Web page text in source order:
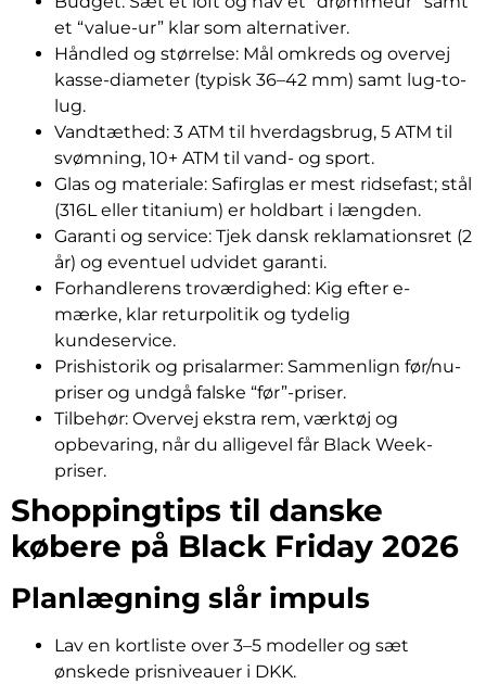
et “value-ur” klar som alternativer.
Håndled og størrelse: Mål omkreds og overvej
kasse-diameter (typisk 36–42 mm) samt lug-to-
lug.
Vandtæthed: 3 ATM til hverdagsbrug, 5 ATM til
svømning, 10+ ATM til vand- og sport.
Glas og materiale: Safirglas er mest ridsefast; stål
(316L eller titanium) er holdbart i længden.
Garanti og service: Tjek dansk reklamationsret (2
år) og eventuel udvidet garanti.
Forhandlerens troværdighed: Kig efter e-
mærke, klar returpolitik og tydelig
kundeservice.
Prishistorik og prisalarmer: Sammenlign før/nu-
priser og undgå falske “før”-priser.
Tilbehør: Overvej ekstra rem, værktøj og
opbevaring, når du alligevel får Black Week-
priser.
Shoppingtips til danske
købere på Black Friday 2026
Planlægning slår impuls
Lav en kortliste over 3–5 modeller og sæt
ønskede prisniveauer i DKK.